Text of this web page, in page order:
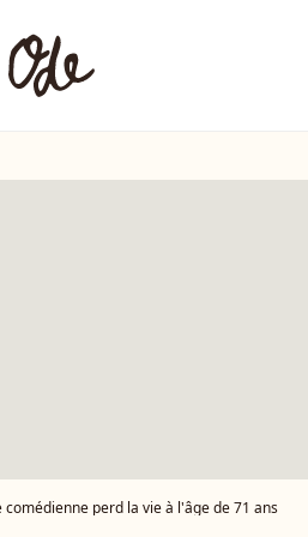
comédienne perd la vie à l'âge de 71 ans